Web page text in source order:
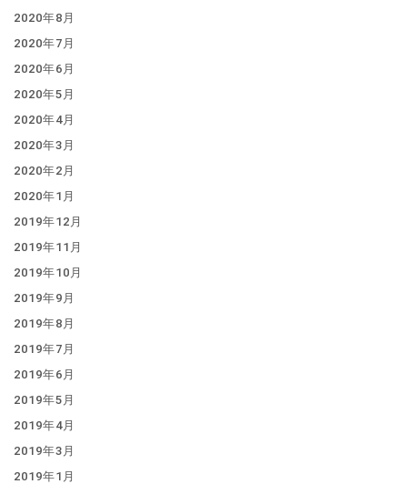
2020年8月
2020年7月
2020年6月
2020年5月
2020年4月
2020年3月
2020年2月
2020年1月
2019年12月
2019年11月
2019年10月
2019年9月
2019年8月
2019年7月
2019年6月
2019年5月
2019年4月
2019年3月
2019年1月